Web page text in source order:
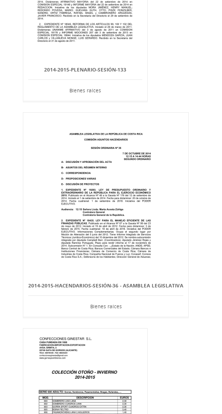
2014-2015-PLENARIO-SESIÓN-133
Bienes raíces
2014-2015-HACENDARIOS-SESIÓN-36 - ASAMBLEA LEGISLATIVA
Bienes raíces